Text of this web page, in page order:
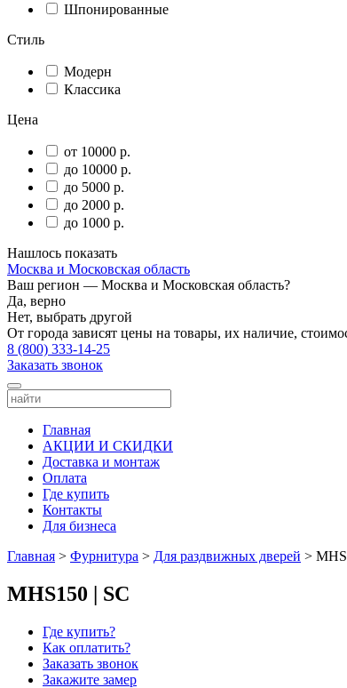
Шпонированные
Стиль
Модерн
Классика
Цена
от 10000 р.
до 10000 р.
до 5000 р.
до 2000 р.
до 1000 р.
Нашлось показать
Москва и Московская область
Ваш регион — Москва и Московская область?
Да, верно
Нет, выбрать другой
От города зависят цены на товары, их наличие,
8 (800) 333-14-25
Заказать звонок
Главная
АКЦИИ И СКИДКИ
Доставка и монтаж
Оплата
Где купить
Контакты
Для бизнеса
Главная > Фурнитура > Для раздвижных дверей >
MHS150 | SC
Где купить?
Как оплатить?
Заказать звонок
Закажите замер